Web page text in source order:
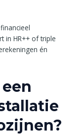
in HR++ of triple
én